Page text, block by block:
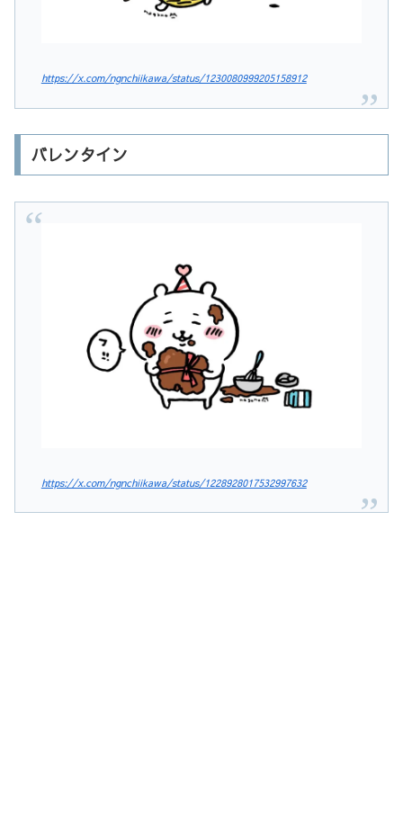
https://x.com/ngnchiikawa/status/1230080999205158912
バレンタイン
https://x.com/ngnchiikawa/status/1228928017532997632